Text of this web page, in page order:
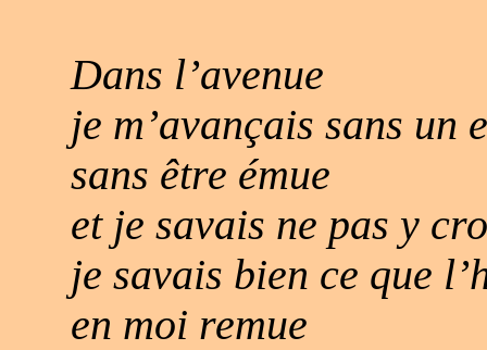
Dans l’avenue
je m’avançais sans un
sans être émue
et je savais ne pas y
je savais bien ce que
en moi remue